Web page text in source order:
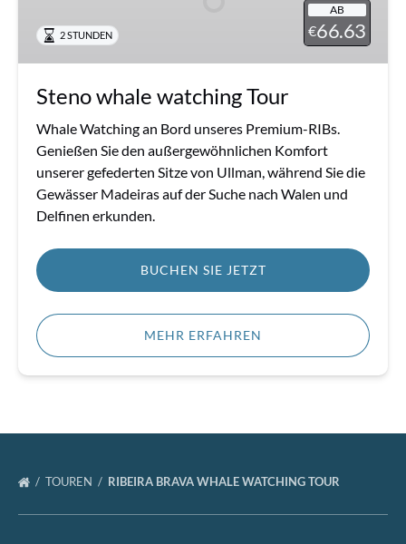
AB
€66.63
2 STUNDEN
Steno whale watching Tour
Whale Watching an Bord unseres Premium-RIBs.
Genießen Sie den außergewöhnlichen Komfort
unserer gefederten Sitze von Ullman, während Sie die
Gewässer Madeiras auf der Suche nach Walen und
Delfinen erkunden.
BUCHEN SIE JETZT
MEHR ERFAHREN
TOUREN RIBEIRA BRAVA WHALE WATCHING TOUR